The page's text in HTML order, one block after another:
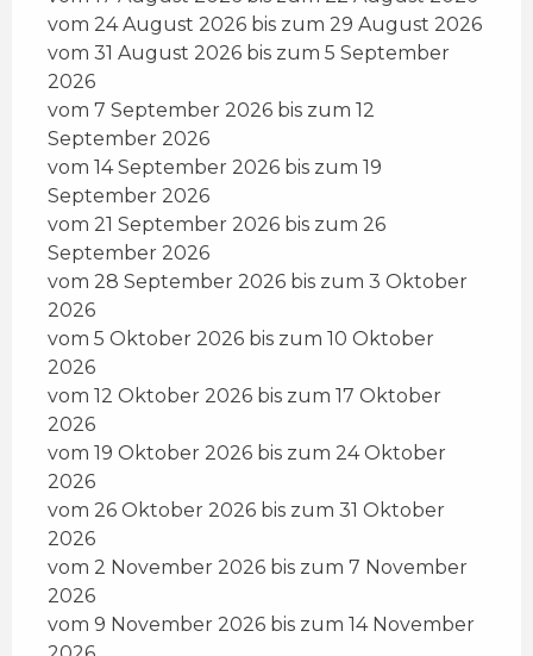
vom 24 August 2026 bis zum 29 August 2026
vom 31 August 2026 bis zum 5 September
2026
vom 7 September 2026 bis zum 12
September 2026
vom 14 September 2026 bis zum 19
September 2026
vom 21 September 2026 bis zum 26
September 2026
vom 28 September 2026 bis zum 3 Oktober
2026
vom 5 Oktober 2026 bis zum 10 Oktober
2026
vom 12 Oktober 2026 bis zum 17 Oktober
2026
vom 19 Oktober 2026 bis zum 24 Oktober
2026
vom 26 Oktober 2026 bis zum 31 Oktober
2026
vom 2 November 2026 bis zum 7 November
2026
vom 9 November 2026 bis zum 14 November